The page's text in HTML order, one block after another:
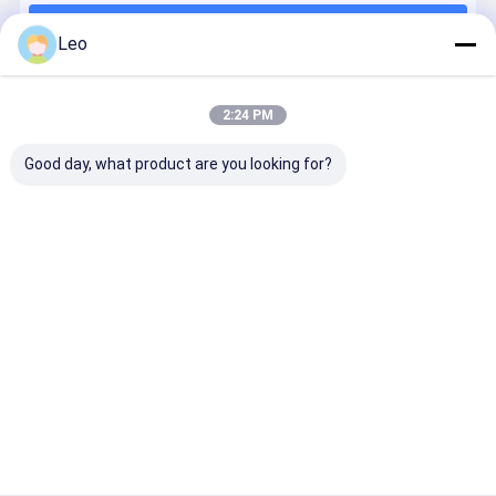
Leo
2:24 PM
Good day, what product are you looking for?